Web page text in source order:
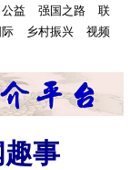
公益 强国之路
联
际 乡村振兴
视频
事